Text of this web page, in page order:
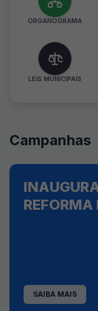
ORGANOGRAMA
LEIS MUNICIPAIS
Campanhas
SAIBA MAIS